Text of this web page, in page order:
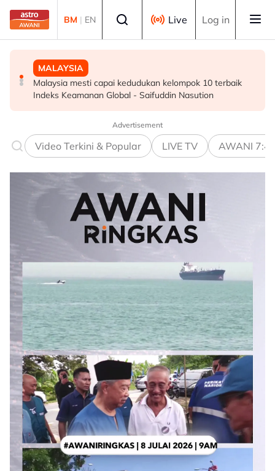
Skip to main content
BM | EN Live Log in
HIBURAN
M. Nasir pilih Aliff Aziz, Melinda Dadew hidupkan kisah
Mansur & Liu
MALAYSIA
Malaysia mesti capai kedudukan kelompok 10 terbaik
Indeks Keamanan Global - Saifuddin Nasution
MALAYSIA
GALERI PETRONAS berpindah ke Ombak KLCC, dibuka
sepenuhnya menjelang penghujung 2027
Advertisement
Video Terkini & Popular LIVE TV AWANI